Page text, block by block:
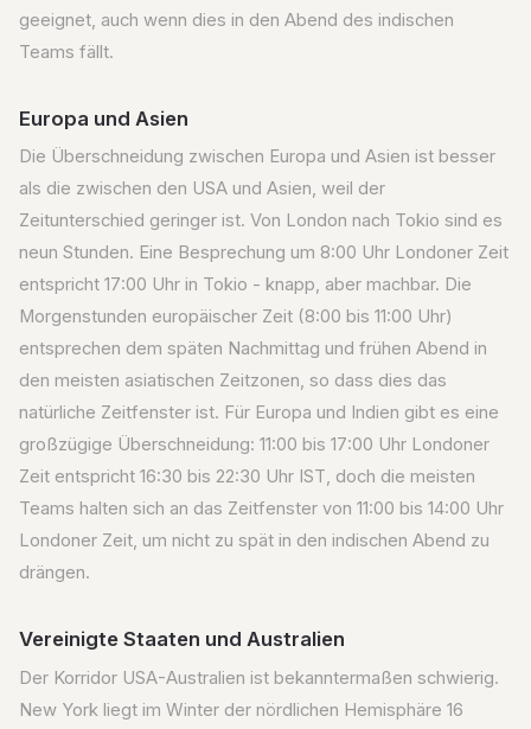
geeignet, auch wenn dies in den Abend des indischen
Teams fällt.
Europa und Asien
Die Überschneidung zwischen Europa und Asien ist besser
als die zwischen den USA und Asien, weil der
Zeitunterschied geringer ist. Von London nach Tokio sind es
neun Stunden. Eine Besprechung um 8:00 Uhr Londoner Zeit
entspricht 17:00 Uhr in Tokio - knapp, aber machbar. Die
Morgenstunden europäischer Zeit (8:00 bis 11:00 Uhr)
entsprechen dem späten Nachmittag und frühen Abend in
den meisten asiatischen Zeitzonen, so dass dies das
natürliche Zeitfenster ist. Für Europa und Indien gibt es eine
großzügige Überschneidung: 11:00 bis 17:00 Uhr Londoner
Zeit entspricht 16:30 bis 22:30 Uhr IST, doch die meisten
Teams halten sich an das Zeitfenster von 11:00 bis 14:00 Uhr
Londoner Zeit, um nicht zu spät in den indischen Abend zu
drängen.
Vereinigte Staaten und Australien
Der Korridor USA-Australien ist bekanntermaßen schwierig.
New York liegt im Winter der nördlichen Hemisphäre 16